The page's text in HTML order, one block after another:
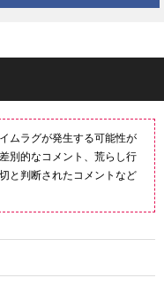
ムラグが発生する可能性が
別的なコメント、荒らし行
と判断されたコメントなど